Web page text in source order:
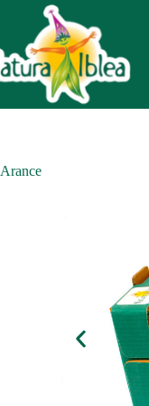
Arance